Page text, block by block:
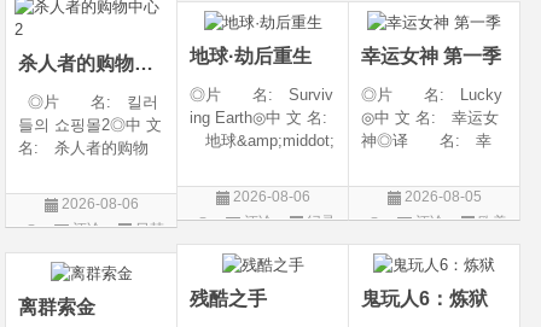
douban.com/s
情 / 爱情◎语 言:
汉语普通话◎上映
寂/百年孤寂：第一
部(台)/百年孤
剧
杀人者的购物中心2
◎片 名: 킬러
들의 쇼핑몰2◎中 文
名: 杀人者的购物
A Shop for Killers S
2 / A Shop for Killers
代: 2026◎产
地: 韩国
2026-08-06
评论
日韩
剧
地球·劫后重生
◎片 名: Surviv
ing Earth◎中 文 名:
地球&amp;middot;
名: 幸存地球◎
年 代: 2026◎
类 别: 纪录片
◎语 言: 英语
◎上映
2026-08-06
评论
纪录
片
幸运女神 第一季
◎片 名: Lucky
◎中 文 名: 幸运女
神◎译 名: 幸
6◎产 地: 美国
◎类 别: 剧情 /
英语◎上映日期: 2
026-07-15(美国)
2026-08-05
评论
欧美
剧
残酷之手 鬼玩人6：炼狱
离群索金